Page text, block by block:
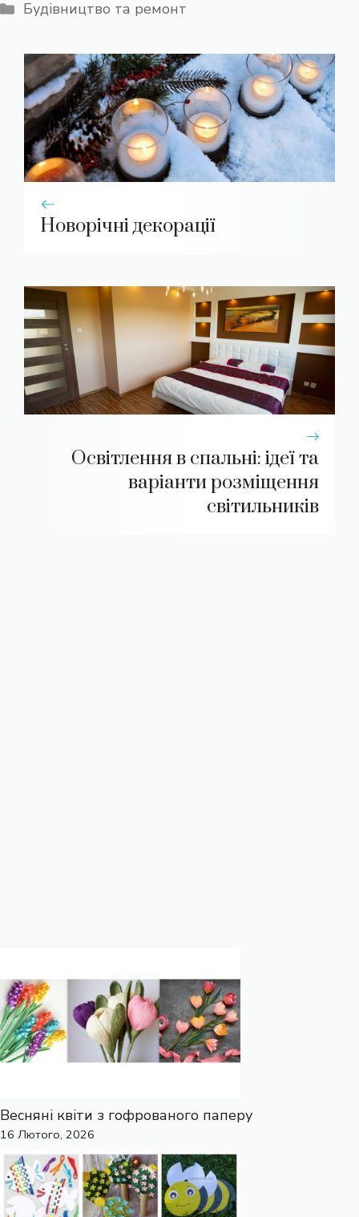
Категорії
Будівництво та ремонт
Новорічні декорації
Освітлення в спальні: ідеї та
варіанти розміщення
світильників
Весняні квіти з гофрованого паперу
16 Лютого, 2026